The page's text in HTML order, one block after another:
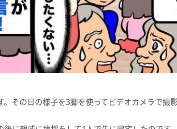
その日の様子を3脚を使ってビデオカメラで撮